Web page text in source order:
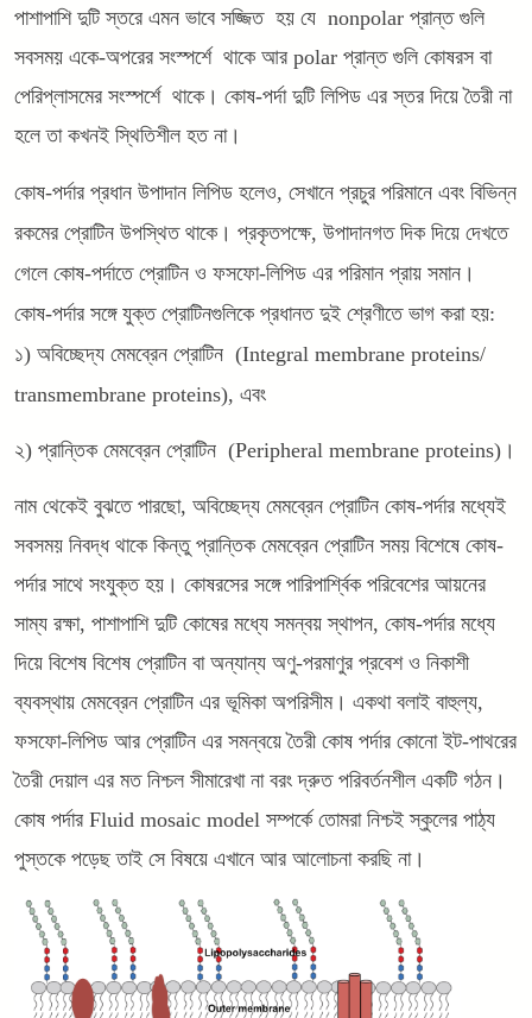
পাশাপাশি দুটি স্তরে এমন ভাবে সজ্জিত হয় যে nonpolar প্রান্ত গুলি
সবসময় একে-অপরের সংস্পর্শে থাকে আর polar প্রান্ত গুলি কোষরস বা
পেরিপ্লাসমের সংস্পর্শে থাকে। কোষ-পর্দা দুটি লিপিড এর স্তর দিয়ে তৈরী না
হলে তা কখনই স্থিতিশীল হত না।
কোষ-পর্দার প্রধান উপাদান লিপিড হলেও, সেখানে প্রচুর পরিমানে এবং বিভিন্ন
রকমের প্রোটিন উপস্থিত থাকে। প্রকৃতপক্ষে, উপাদানগত দিক দিয়ে দেখতে
গেলে কোষ-পর্দাতে প্রোটিন ও ফসফো-লিপিড এর পরিমান প্রায় সমান।
কোষ-পর্দার সঙ্গে যুক্ত প্রোটিনগুলিকে প্রধানত দুই শ্রেণীতে ভাগ করা হয়:
১) অবিচ্ছেদ্য মেমব্রেন প্রোটিন (Integral membrane proteins/
transmembrane proteins), এবং
২) প্রান্তিক মেমব্রেন প্রোটিন (Peripheral membrane proteins)।
নাম থেকেই বুঝতে পারছো, অবিচ্ছেদ্য মেমব্রেন প্রোটিন কোষ-পর্দার মধ্যেই
সবসময় নিবদ্ধ থাকে কিন্তু প্রান্তিক মেমব্রেন প্রোটিন সময় বিশেষে কোষ-
পর্দার সাথে সংযুক্ত হয়। কোষরসের সঙ্গে পারিপার্শ্বিক পরিবেশের আয়নের
সাম্য রক্ষা, পাশাপাশি দুটি কোষের মধ্যে সমন্বয় স্থাপন, কোষ-পর্দার মধ্যে
দিয়ে বিশেষ বিশেষ প্রোটিন বা অন্যান্য অণু-পরমাণুর প্রবেশ ও নিকাশী
ব্যবস্থায় মেমব্রেন প্রোটিন এর ভূমিকা অপরিসীম। একথা বলাই বাহুল্য,
ফসফো-লিপিড আর প্রোটিন এর সমন্বয়ে তৈরী কোষ পর্দার কোনো ইট-পাথরের
তৈরী দেয়াল এর মত নিশ্চল সীমারেখা না বরং দ্রুত পরিবর্তনশীল একটি গঠন।
কোষ পর্দার Fluid mosaic model সম্পর্কে তোমরা নিশ্চই স্কুলের পাঠ্য
পুস্তকে পড়েছ তাই সে বিষয়ে এখানে আর আলোচনা করছি না।